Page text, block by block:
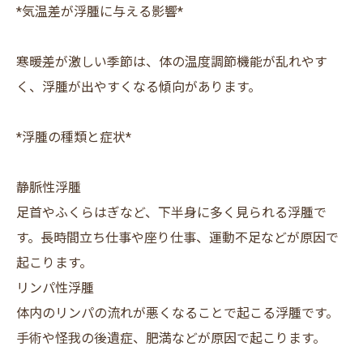
*気温差が浮腫に与える影響*
寒暖差が激しい季節は、体の温度調節機能が乱れやす
く、浮腫が出やすくなる傾向があります。
*浮腫の種類と症状*
静脈性浮腫
足首やふくらはぎなど、下半身に多く見られる浮腫で
す。長時間立ち仕事や座り仕事、運動不足などが原因で
起こります。
リンパ性浮腫
体内のリンパの流れが悪くなることで起こる浮腫です。
手術や怪我の後遺症、肥満などが原因で起こります。